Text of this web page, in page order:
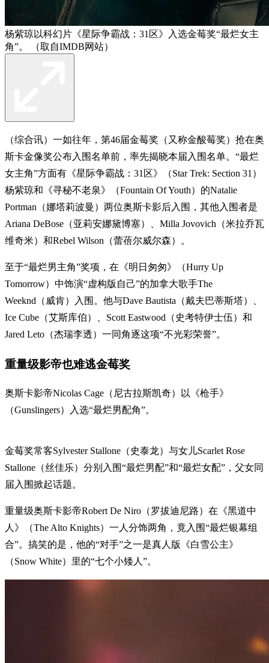
杨紫琼以科幻片《星际争霸战：31区》入选金莓奖“最烂女主
角”。 （取自IMDB网站）
（综合讯）一如往年，第46届金莓奖（又称金酸莓奖）抢在奥
斯卡金像奖公布入围名单前，率先揭晓本届入围名单。“最烂
女主角”方面有《星际争霸战：31区》（Star Trek: Section 31）
杨紫琼和《寻秘不老泉》（Fountain Of Youth）的Natalie
Portman（娜塔莉波曼）两位奥斯卡影后入围，其他入围者是
Ariana DeBose（亚莉安娜黛博塞）、Milla Jovovich（米拉乔瓦
维奇米）和Rebel Wilson（蕾蓓尔威尔森）。
至于“最烂男主角”奖项，在《明日匆匆》（Hurry Up
Tomorrow）中饰演“虚构版自己”的加拿大歌手The
Weeknd（威肯）入围。他与Dave Bautista（戴夫巴蒂斯塔）、
Ice Cube（艾斯库伯）、Scott Eastwood（史考特伊士伍）和
Jared Leto（杰瑞李透）一同角逐这项“不光彩荣誉”。
重量级影帝也难逃金莓奖
奥斯卡影帝Nicolas Cage（尼古拉斯凯奇）以《枪手》
（Gunslingers）入选“最烂男配角”。
金莓奖常客Sylvester Stallone（史泰龙）与女儿Scarlet Rose
Stallone（丝佳乐）分别入围“最烂男配”和“最烂女配”，父女同
届入围掀起话题。
重量级奥斯卡影帝Robert De Niro（罗拔迪尼路）在《黑道中
人》（The Alto Knights）一人分饰两角，竟入围“最烂银幕组
合”。搞笑的是，他的“对手”之一是真人版《白雪公主》
（Snow White）里的“七个小矮人”。